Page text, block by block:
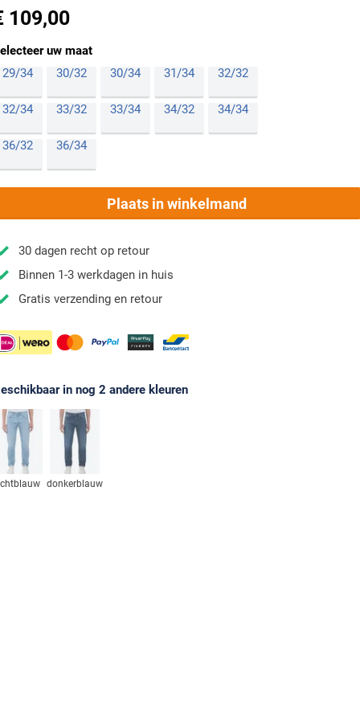
109,00
uw maat
29/34
30/32 30/34 31/34 32/32
32/34 33/32 33/34 34/32 34/34
36/32 36/34
Plaats in winkelmand
30 dagen recht op retour
Binnen 1-3 werkdagen in huis
Gratis verzending en retour
in nog 2 andere kleuren
donkerblauw